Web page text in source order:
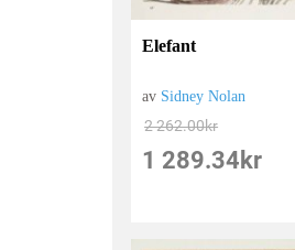
Elefant
av Sidney Nolan
2 262.00kr
1 289.34 kr